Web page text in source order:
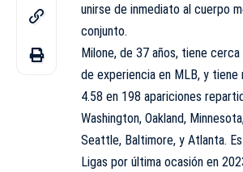
unirse de inmediato al cuerpo
conjunto.
Milone, de 37 años, tiene
de experiencia en MLB, y
4.58 en 198 apariciones
Washington, Oakland,
Seattle, Baltimore, y Atlanta.
Ligas por última ocasión en